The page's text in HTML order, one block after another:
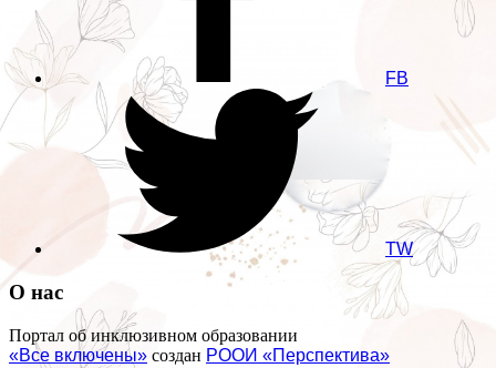
FB
TW
О нас
Портал об инклюзивном образовании
«Все включены» создан РООИ «Перспектива»